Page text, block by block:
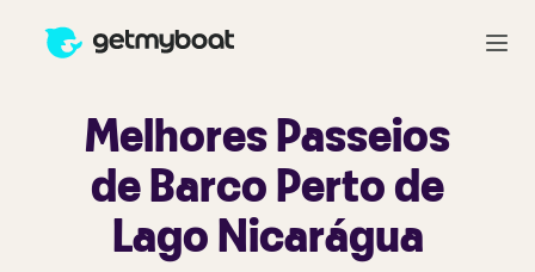
Melhores Passeios
de Barco Perto de
Lago Nicarágua